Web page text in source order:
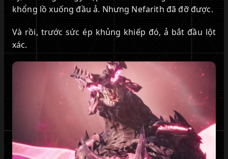
khổng lồ xuống đầu ả. Nhưng Nefarith đã đỡ được.
Và rồi, trước sức ép khủng khiếp đó, ả bắt đầu lột
xác.